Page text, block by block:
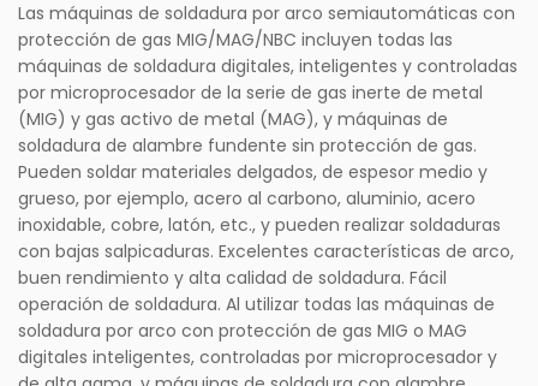
Las máquinas de soldadura por arco semiautomáticas con
protección de gas MIG/MAG/NBC incluyen todas las
máquinas de soldadura digitales, inteligentes y controladas
por microprocesador de la serie de gas inerte de metal
(MIG) y gas activo de metal (MAG), y máquinas de
soldadura de alambre fundente sin protección de gas.
Pueden soldar materiales delgados, de espesor medio y
grueso, por ejemplo, acero al carbono, aluminio, acero
inoxidable, cobre, latón, etc., y pueden realizar soldaduras
con bajas salpicaduras. Excelentes características de arco,
buen rendimiento y alta calidad de soldadura. Fácil
operación de soldadura. Al utilizar todas las máquinas de
soldadura por arco con protección de gas MIG o MAG
digitales inteligentes, controladas por microprocesador y